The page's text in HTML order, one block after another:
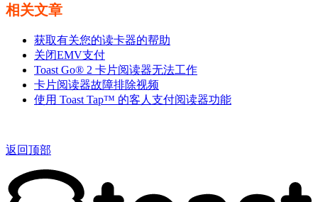
相关文章
获取有关您的读卡器的帮助
关闭EMV支付
Toast Go® 2 卡片阅读器无法工作
卡片阅读器故障排除视频
使用 Toast Tap™ 的客人支付阅读器功能
返回顶部